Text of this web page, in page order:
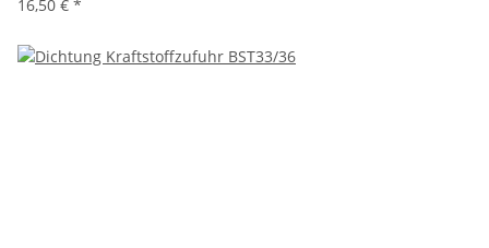
16,50 € *